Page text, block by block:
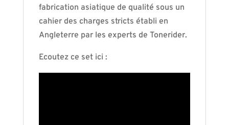
fabrication asiatique de qualité sous un
cahier des charges stricts établi en
Angleterre par les experts de Tonerider.
Ecoutez ce set ici :